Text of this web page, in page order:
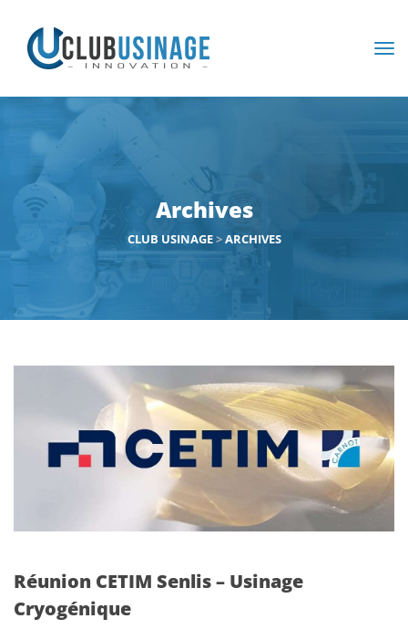
Archives
CLUB USINAGE>ARCHIVES
Réunion CETIM Senlis – Usinage
Cryogénique